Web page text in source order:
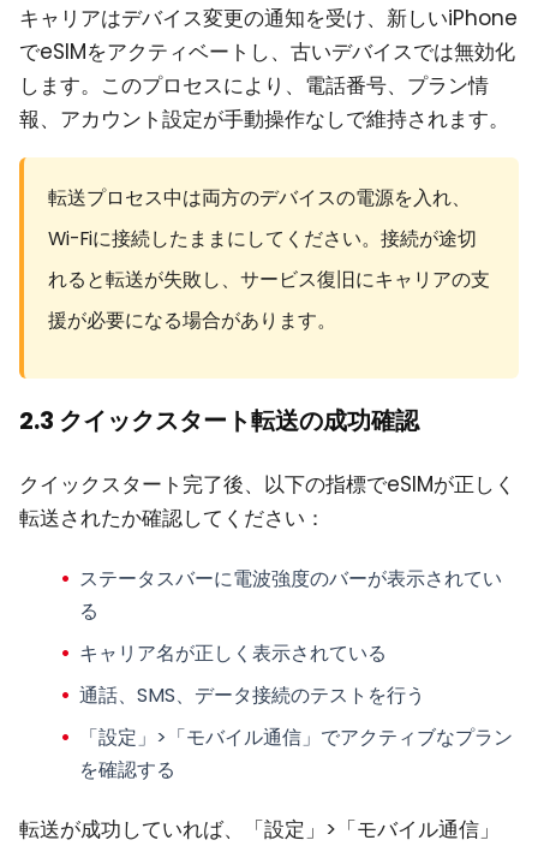
キャリアはデバイス変更の通知を受け、新しいiPhone
でeSIMをアクティベートし、古いデバイスでは無効化
します。このプロセスにより、電話番号、プラン情
報、アカウント設定が手動操作なしで維持されます。
転送プロセス中は両方のデバイスの電源を入れ、
Wi-Fiに接続したままにしてください。接続が途切
れると転送が失敗し、サービス復旧にキャリアの支
援が必要になる場合があります。
2.3 クイックスタート転送の成功確認
クイックスタート完了後、以下の指標でeSIMが正しく
転送されたか確認してください：
ステータスバーに電波強度のバーが表示されてい
る
キャリア名が正しく表示されている
通話、SMS、データ接続のテストを行う
「設定」>「モバイル通信」でアクティブなプラン
を確認する
転送が成功していれば、「設定」>「モバイル通信」